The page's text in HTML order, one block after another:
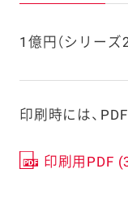
1億円（シリー
印刷時には、
印刷用PDF